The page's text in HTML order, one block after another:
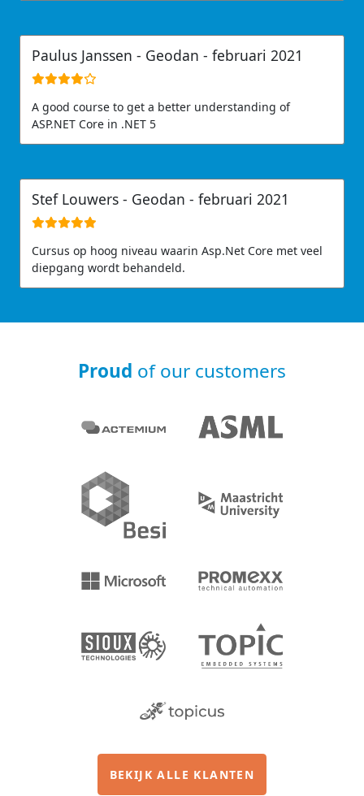
Paulus Janssen - Geodan - februari 2021
A good course to get a better understanding of
ASP.NET Core in .NET 5
Stef Louwers - Geodan - februari 2021
Cursus op hoog niveau waarin Asp.Net Core met veel
diepgang wordt behandeld.
Proud of our customers
BEKIJK ALLE KLANTEN